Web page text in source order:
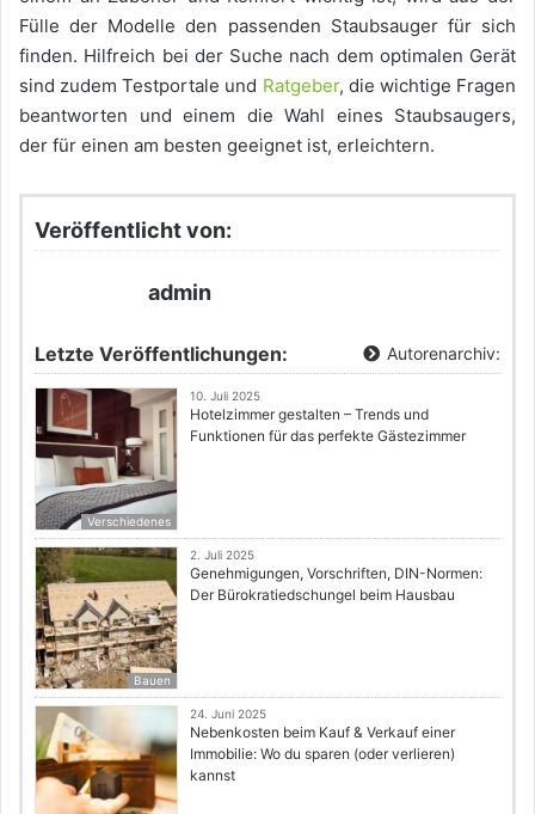
Fülle der Modelle den passenden Staubsauger für sich
finden. Hilfreich bei der Suche nach dem optimalen Gerät
sind zudem Testportale und Ratgeber, die wichtige Fragen
beantworten und einem die Wahl eines Staubsaugers,
der für einen am besten geeignet ist, erleichtern.
Veröffentlicht von:
admin
Letzte Veröffentlichungen: Autorenarchiv:
Verschiedenes
10. Juli 2025
Hotelzimmer gestalten – Trends und
Funktionen für das perfekte Gästezimmer
Bauen
2. Juli 2025
Genehmigungen, Vorschriften, DIN-Normen:
Der Bürokratiedschungel beim Hausbau
24. Juni 2025
Nebenkosten beim Kauf & Verkauf einer
Immobilie: Wo du sparen (oder verlieren)
kannst